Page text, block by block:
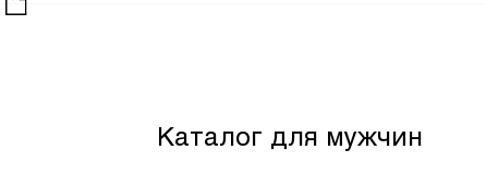
Каталог для мужчин